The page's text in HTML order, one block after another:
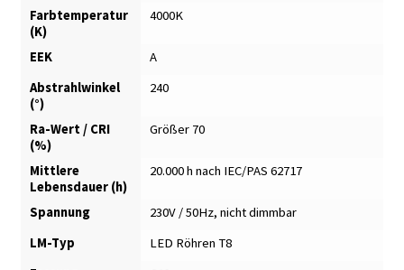
Farbtemperatur
(K)
4000K
EEK
A
Abstrahlwinkel
(°)
240
Ra-Wert / CRI
(%)
Größer 70
Mittlere
Lebensdauer (h)
20.000 h nach IEC/PAS 62717
Spannung
230V / 50Hz, nicht dimmbar
LM-Typ
LED Röhren T8